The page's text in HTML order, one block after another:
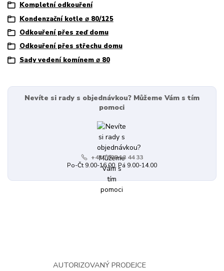
Kompletní odkouření
Kondenzační kotle ⌀ 80/125
Odkouření přes zeď domu
Odkouření přes střechu domu
Sady vedení komínem ⌀ 80
Nevíte si rady s objednávkou? Můžeme Vám s tím
pomoci
+420 608 13 44 33
Po-Čt 9.00-16.00, Pá 9.00-14.00
AUTORIZOVANÝ PRODEJCE